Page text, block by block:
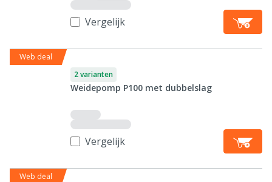
Vergelijk
Web deal
2 varianten
Weidepomp P100 met dubbelslag
Vergelijk
Web deal